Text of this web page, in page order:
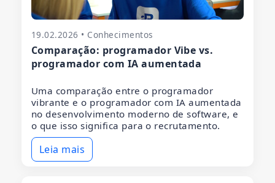
19.02.2026 • Conhecimentos
Comparação: programador Vibe vs.
programador com IA aumentada
Uma comparação entre o programador
vibrante e o programador com IA aumentada
no desenvolvimento moderno de software, e
o que isso significa para o recrutamento.
Leia mais